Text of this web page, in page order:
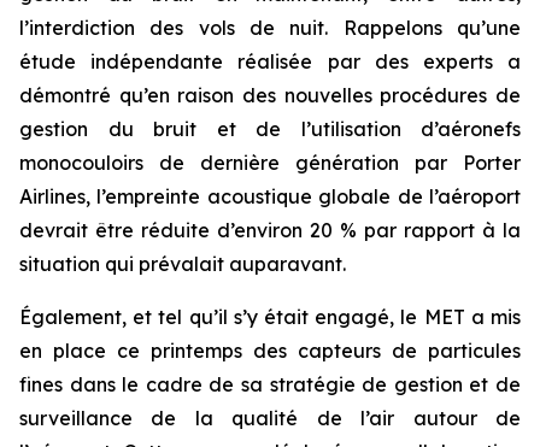
l’interdiction des vols de nuit. Rappelons qu’une
étude indépendante réalisée par des experts a
démontré qu’en raison des nouvelles procédures de
gestion du bruit et de l’utilisation d’aéronefs
monocouloirs de dernière génération par Porter
Airlines, l’empreinte acoustique globale de l’aéroport
devrait être réduite d’environ 20 % par rapport à la
situation qui prévalait auparavant.
Également, et tel qu’il s’y était engagé, le MET a mis
en place ce printemps des capteurs de particules
fines dans le cadre de sa stratégie de gestion et de
surveillance de la qualité de l’air autour de